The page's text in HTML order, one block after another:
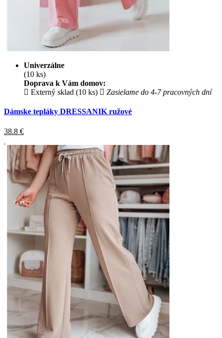
Univerzálne
(10 ks)
Doprava k Vám domov:
Externý sklad (10 ks)
Zasielame do 4-7 pracovných dní
Dámske tepláky DRESSANIK ružové
38.8 €